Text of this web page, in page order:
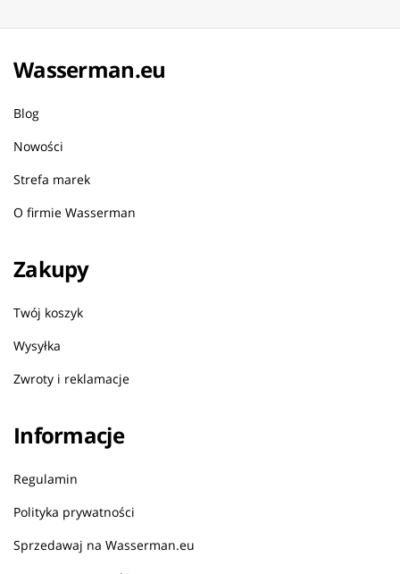
Wasserman.eu
Blog
Nowości
Strefa marek
O firmie Wasserman
Zakupy
Twój koszyk
Wysyłka
Zwroty i reklamacje
Informacje
Regulamin
Polityka prywatności
Sprzedawaj na Wasserman.eu